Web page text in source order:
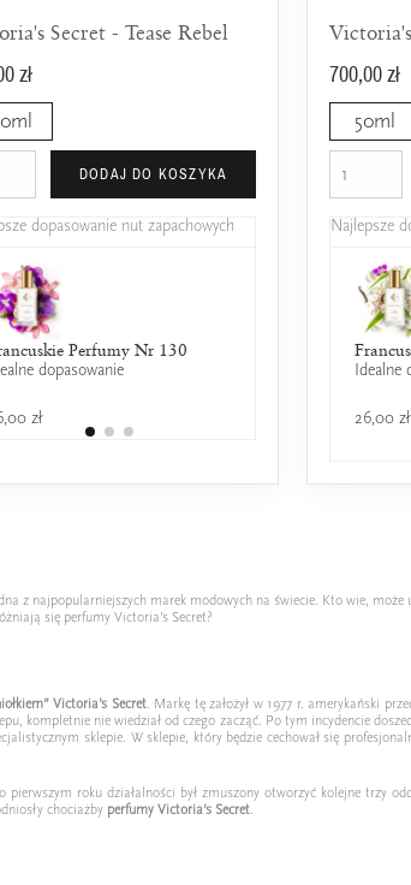
Nuit Tresor a la
25% wspólnych nut
Secret - Tease Rebel
zł
DODAJ DO KOSZYKA
dopasowanie nut zapachowych
Perfumy Nr 130
dopasowanie
zł
Armani - Acqua
25% wspólnych nut
700,00 zł
50ml
Najlepsze
Idealne
26,00 zł
z najpopularniejszych marek modowych na świecie. Kto wie, może
się perfumy Victoria’s Secret?
Victoria’s Secret. Markę tę założył w 1977 r. amerykański
kompletnie nie wiedział od czego zacząć. Po tym incydencie
sklepie. W sklepie, który będzie cechował się
roku działalności był zmuszony otworzyć kolejne trzy
chociażby perfumy Victoria’s Secret.